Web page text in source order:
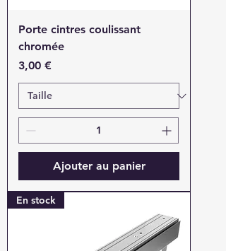
Porte cintres coulissant
chromée
Prix
3,00 €
Ajouter au panier
En stock